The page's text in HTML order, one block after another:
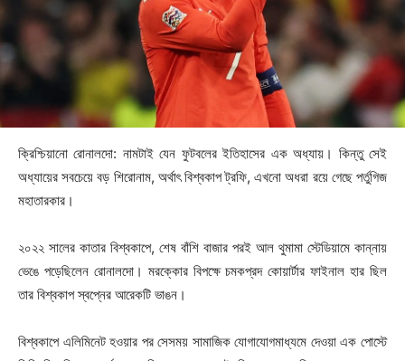
ক্রিশ্চিয়ানো রোনালদো: নামটাই যেন ফুটবলের ইতিহাসের এক অধ্যায়। কিন্তু সেই
অধ্যায়ের সবচেয়ে বড় শিরোনাম, অর্থাৎ বিশ্বকাপ ট্রফি, এখনো অধরা রয়ে গেছে পর্তুগিজ
মহাতারকার।
২০২২ সালের কাতার বিশ্বকাপে, শেষ বাঁশি বাজার পরই আল থুমামা স্টেডিয়ামে কান্নায়
ভেঙে পড়েছিলেন রোনালদো। মরক্কোর বিপক্ষে চমকপ্রদ কোয়ার্টার ফাইনাল হার ছিল
তার বিশ্বকাপ স্বপ্নের আরেকটি ভাঙন।
বিশ্বকাপে এলিমিনেট হওয়ার পর সেসময় সামাজিক যোগাযোগমাধ্যমে দেওয়া এক পোস্টে